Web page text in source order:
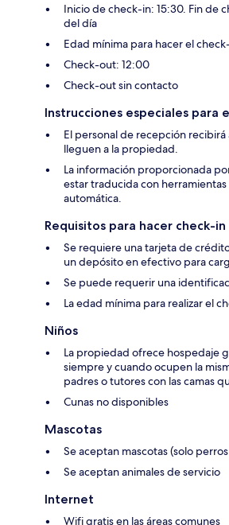
Inicio de check-in: 15:30. Fin de
del día
Edad mínima para hacer el
Check-out: 12:00
Check-out sin contacto
Instrucciones especiales para
El personal de recepción
lleguen a la propiedad.
La información proporcionada
estar traducida con
automática.
Requisitos para hacer check-in
Se requiere una tarjeta de
un depósito en efectivo para
Se puede requerir una
La edad mínima para realizar el
Niños
La propiedad ofrece hospedaje
siempre y cuando ocupen la
padres o tutores con las camas
Cunas no disponibles
Mascotas
Se aceptan mascotas (solo
Se aceptan animales de servicio
Internet
Wifi gratis en las áreas comunes